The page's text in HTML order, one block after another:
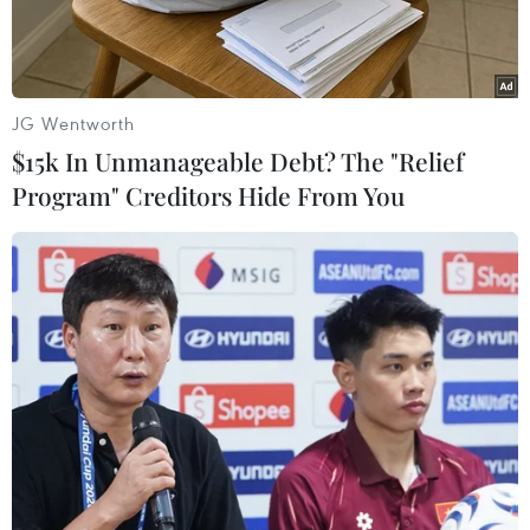
cắn”...
Hình ảnh bàn tay trái của bệnh nhi bị hoại tử. (Ảnh:
PV/Vietnam+)
Trong một tháng trở lại đây, tuần nào Khoa Nhi
JG Wentworth
$15k In Unmanageable Debt? The "Relief
Program" Creditors Hide From You